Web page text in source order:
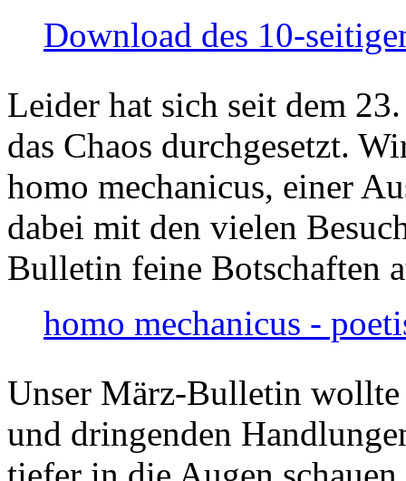
Download des 10-
Leider hat sich seit dem
das Chaos durchgesetzt.
homo mechanicus, einer
dabei mit den vielen
Bulletin feine Botschaften
homo mechanicus -
Unser März-Bulletin
und dringenden